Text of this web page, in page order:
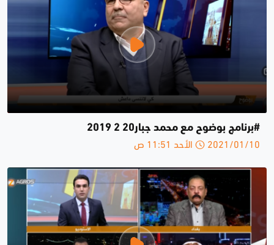
#برنامج بوضوح مع محمد جبار20 2 2019
2021/01/10 الأحد 11:51 ص